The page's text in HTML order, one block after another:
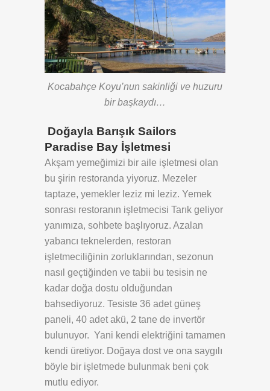
Kocabahçe Koyu’nun sakinliği ve huzuru
bir başkaydı…
Doğayla Barışık Sailors
Paradise Bay İşletmesi
Akşam yemeğimizi bir aile işletmesi olan
bu şirin restoranda yiyoruz. Mezeler
taptaze, yemekler leziz mi leziz. Yemek
sonrası restoranın işletmecisi Tarık geliyor
yanımıza, sohbete başlıyoruz. Azalan
yabancı teknelerden, restoran
işletmeciliğinin zorluklarından, sezonun
nasıl geçtiğinden ve tabii bu tesisin ne
kadar doğa dostu olduğundan
bahsediyoruz. Tesiste 36 adet güneş
paneli, 40 adet akü, 2 tane de invertör
bulunuyor. Yani kendi elektriğini tamamen
kendi üretiyor. Doğaya dost ve ona saygılı
böyle bir işletmede bulunmak beni çok
mutlu ediyor.